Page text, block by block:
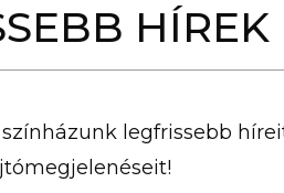
HÍREK
legfrissebb